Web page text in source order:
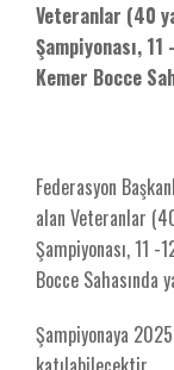
Veteranlar (40
Şampiyonası,
Kemer Bocce
Federasyon
alan Veteranlar
Şampiyonası, 11
Bocce Sahasında
Şampiyonaya